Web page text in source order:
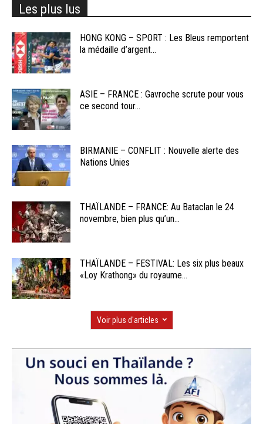
Les plus lus
HONG KONG – SPORT : Les Bleus remportent
la médaille d’argent...
ASIE – FRANCE : Gavroche scrute pour vous
ce second tour...
BIRMANIE – CONFLIT : Nouvelle alerte des
Nations Unies
THAÏLANDE – FRANCE: Au Bataclan le 24
novembre, bien plus qu’un...
THAÏLANDE – FESTIVAL: Les six plus beaux
«Loy Krathong» du royaume...
Voir plus d'articles